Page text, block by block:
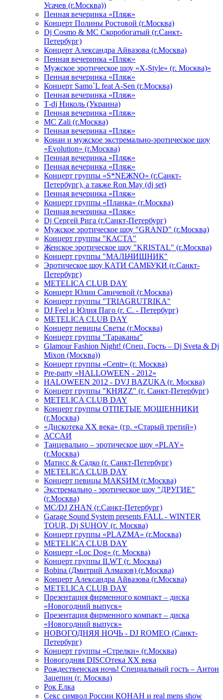
Усачев (г.Москва))
Пенная вечеринка «Пляж»
Концерт Полины Ростовой (г.Москва)
Dj Cosmo & МС Скоробогатый (г.Санкт-
Петербург)
Концерт Александра Айвазова (г.Москва)
Пенная вечеринка «Пляж»
Мужское эротическое шоу «X-Style» (г. Москва)»
Пенная вечеринка «Пляж»
Концерт Samo`L feat A-Sen (г.Москва)
Пенная вечеринка «Пляж»
Т-dj Николь (Украина)
Пенная вечеринка «Пляж»
МС Zali (г.Москва)
Пенная вечеринка «Пляж»
Конан и мужское экстремально-эротическое шоу
«Evolution» (г.Москва)
Пенная вечеринка «Пляж»
Пенная вечеринка «Пляж»
Концерт группы «S*NEЖNO» (г.Санкт-
Петербург), а также Ron May (dj set)
Пенная вечеринка «Пляж»
Концерт группы «Планка» (г.Москва)
Пенная вечеринка «Пляж»
Dj Сергей Рига (г.Санкт-Петербург)
Мужское эротическое шоу "GRAND" (г.Москва)
Концерт группы "КАСТА"
Женское эротическое шоу "KRISTAL" (г.Москва)
Концерт группы "МАЛЬЧИШНИК"
Эротическое шоу КАТИ САМБУКИ (г.Санкт-
Петербург)
METELICA CLUB DAY
Концерт Юлии Савичевой (г.Москва)
Концерт группы "TRIAGRUTRIKA"
DJ Feel и Юлия Паго (г. С. - Петербург)
METELICA CLUB DAY
Концерт певицы Светы (г.Москва)
Концерт группы "Тараканы"
Glamour Fashion Night! (Спец. Гость – Dj Sveta & Dj
Mixon (Москва))
Концерт группы «Centr» (г. Москва)
Pre-party «HALLOWEEN - 2012»
HALOWEEN 2012 - DVJ BAZUKA (г. Москва)
Концерт группы "КНЯZZ" (г. Санкт-Петербург)
METELICA CLUB DAY
Концерт группы ОТПЕТЫЕ МОШЕННИКИ
(г.Москва)
«Дискотека ХХ века» (гр. «Старый третий»)
АССАИ
Танцевально – эротическое шоу «PLAY»
(г.Москва)
Матисс & Садко (г. Санкт-Петербург)
METELICA CLUB DAY
Концерт певицы МАКSИМ (г.Москва)
Экстремально - эротическое шоу "ДРУГИЕ"
(г.Москва)
МС/DJ ZHAN (г.Санкт-Петербург)
Garage Sound System presents FALL - WINTER
TOUR, Dj SUHOV (г. Москва)
Концерт группы «PLAZMA» (г.Москва)
METELICA CLUB DAY
Концерт «Loc Dog» (г. Москва)
Концерт группы ILWT (г. Москва)
Bobina (Дмитрий Алмазов) (г.Москва)
Концерт Александра Айвазова (г.Москва)
METELICA CLUB DAY
Презентация фирменного компакт – диска
«Новогодний выпуск»
Презентация фирменного компакт – диска
«Новогодний выпуск»
НОВОГОДНЯЯ НОЧЬ - DJ ROMEO (Санкт-
Петербург)
Концерт группы «Стрелки» (г.Москва)
Новогодняя DISCOтека ХХ века
Рождественская ночь! Специальный гость – Антон
Зацепин (г. Москва)
Рок Елка
Секс символ России КОНАН и real mens show